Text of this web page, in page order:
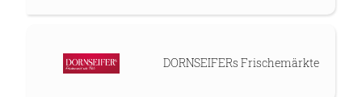
DORNSEIFERs Frischemärkte